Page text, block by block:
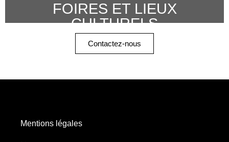
FOIRES ET LIEUX
CULTURELS
Accroître la fréquentation de votre mall – Fidéliser votre population –
Dynamiser votre notoriété – Accroitre les ventes de vos enseignes
Contactez-nous
Mentions légales